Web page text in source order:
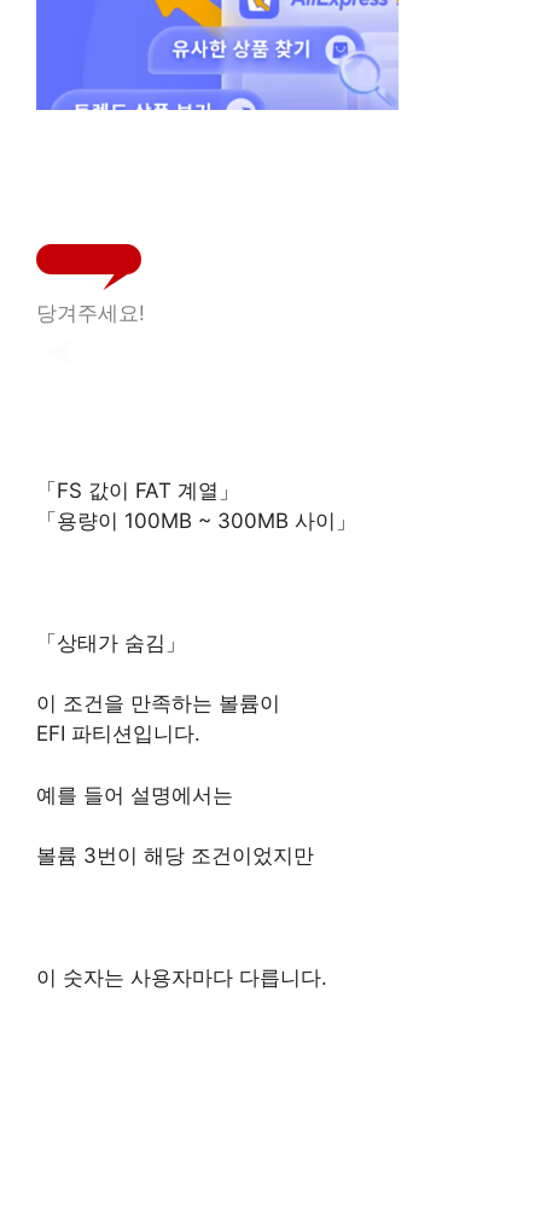
당겨주세요!
「FS 값이 FAT 계열」
「용량이 100MB ~ 300MB 사이」
「상태가 숨김」
이 조건을 만족하는 볼륨이
EFI 파티션입니다.
예를 들어 설명에서는
볼륨 3번이 해당 조건이었지만
이 숫자는 사용자마다 다릅니다.